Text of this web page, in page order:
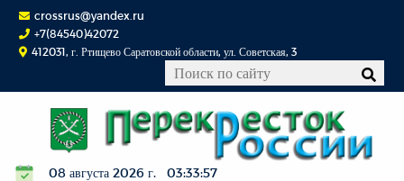
crossrus@yandex.ru
+7(84540)42072
412031, г. Ртищево Саратовской области, ул. Советская, 3
08 августа 2026 г. 03:33:58